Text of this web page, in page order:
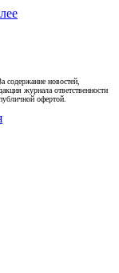
содержание новостей,
журнала ответственности
офертой.